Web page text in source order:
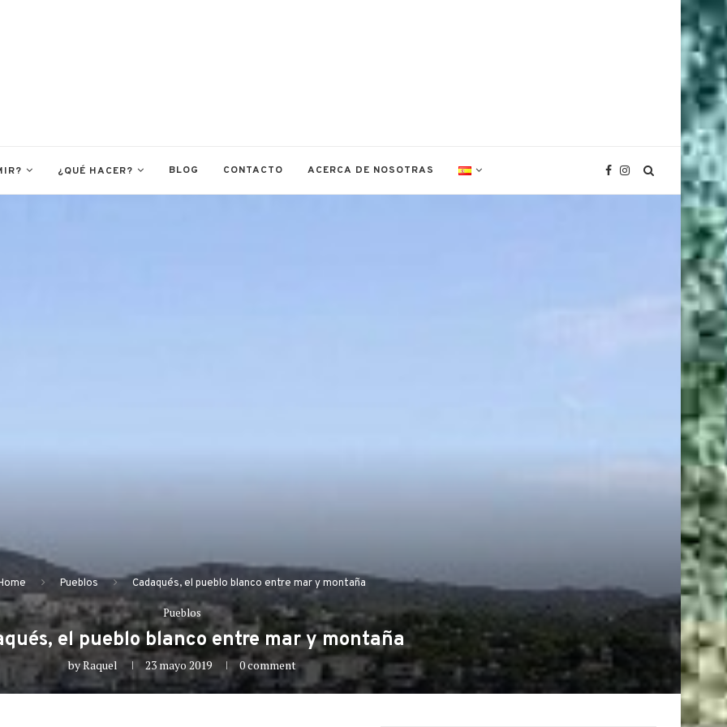
¿QUÉ HACER? BLOG CONTACTO ACERCA DE NOSOTRAS
Pueblos Cadaqués, el pueblo blanco entre mar y montaña
Pueblos
el pueblo blanco entre mar y montaña
byRaquel 23 mayo 2019 0 comment